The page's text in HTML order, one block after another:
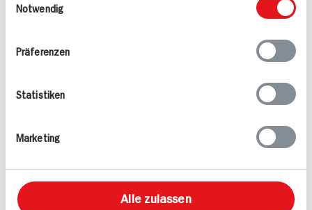
bereitgestellt haben oder die sie im Rahmen
Notwendig
Präferenzen
Statistiken
Marketing
Alle zulassen
Montag - Donnerstag: 9 bis 16 Uhr
Folgen Sie uns auf TikTok
Angebote & Coupons
Rezepte